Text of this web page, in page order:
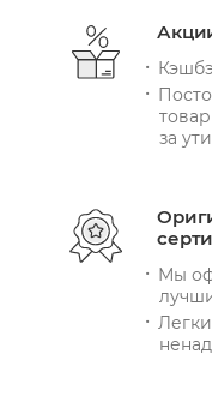
за
Мы